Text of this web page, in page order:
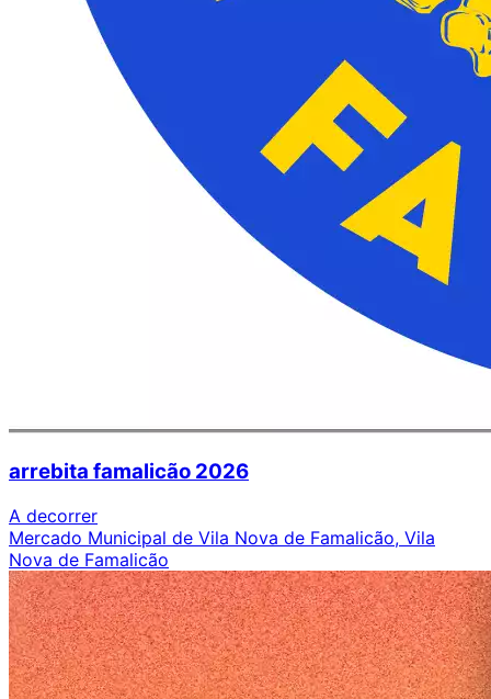
arrebita famalicão 2026
A decorrer
Mercado Municipal de Vila Nova de Famalicão, Vila
Nova de Famalicão